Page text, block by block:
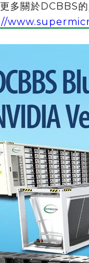
多關於DCBBS的